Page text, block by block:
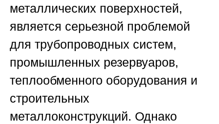
металлических поверхностей,
является серьезной проблемой
для трубопроводных систем,
промышленных резервуаров,
теплообменного оборудования и
строительных
металлоконструкций. Однако